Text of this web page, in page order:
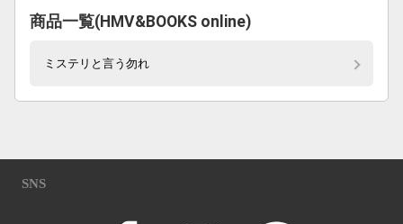
商品一覧(HMV&BOOKS online)
ミステリと言う勿れ
SNS